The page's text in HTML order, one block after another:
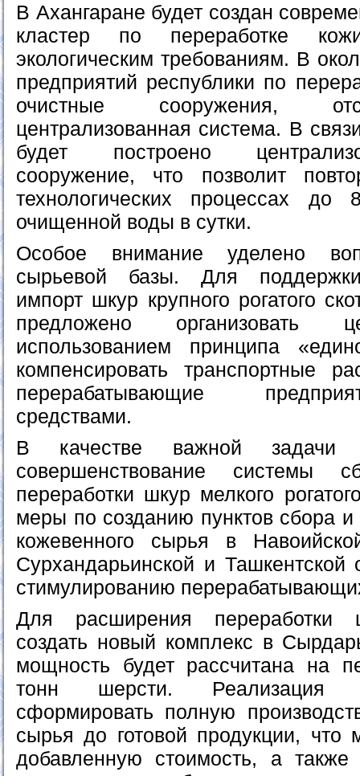
В Ахангаране будет создан
кластер по переработке
экологическим требованиям. В
предприятий республики по
очистные сооружения,
централизованная система. В
будет построено
сооружение, что позволит
технологических процессах до
очищенной воды в сутки.
Особое внимание уделено
сырьевой базы. Для поддержки
импорт шкур крупного рогатого
предложено организовать
использованием принципа
компенсировать транспортные
перерабатывающие
средствами.
В качестве важной задачи
совершенствование системы
переработки шкур мелкого
меры по созданию пунктов сбора и
кожевенного сырья в
Сурхандарьинской и Ташкентской
стимулированию
Для расширения переработки
создать новый комплекс в
мощность будет рассчитана на
тонн шерсти. Реализация
сформировать полную
сырья до готовой продукции, что
добавленную стоимость, а